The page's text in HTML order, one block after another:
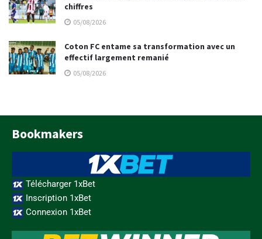
chiffres
05/08/2026
Coton FC entame sa transformation avec un
effectif largement remanié
05/08/2026
Bookmakers
Télécharger 1xBet
Inscription 1xBet
Connexion 1xBet